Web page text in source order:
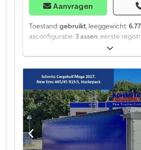
Aanvragen
Toestand:gebruikt, leeggewicht:
asconfiguratie: 3 assen , eerste
, Bouwjaar:2017
mechanisch, Uitrusting:ABS,
luchtvering, achterste
elektronisch remsysteem (EBS),
stekker, antispray. Een overzicht van
voertuigen vindt u op onze website.
nodig? Wij bieden individuele
financieringsoplossingen, full-
telematicadiensten. Wij adviseren u
Dedpfxsztgy Io Am Hock